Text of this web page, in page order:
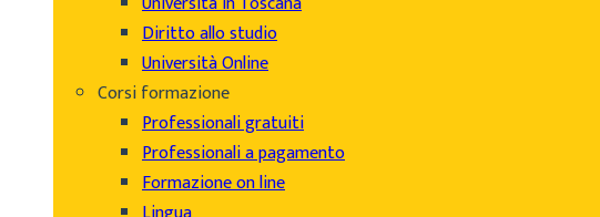
Diritto allo studio
Università Online
Corsi formazione
Professionali gratuiti
Professionali a pagamento
Formazione on line